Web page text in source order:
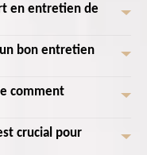
pour garantir la longévité
Couverture , nous
en parfait état. Alors,
à 94400 ? Tout d'abord,
toiture. Les signes de
cassées ou les mousses
qu'une intervention est
est fortement
en entretien de
l'importance d'une toiture
votre confort. En tant
nous nous engageons
adaptés à vos besoins
intervient avec
bon entretien
quel point il est crucial de
Un bon entretien de
contre les intempéries à
inspecter votre toiture
comment
prolonger la vie de votre
crucial pour